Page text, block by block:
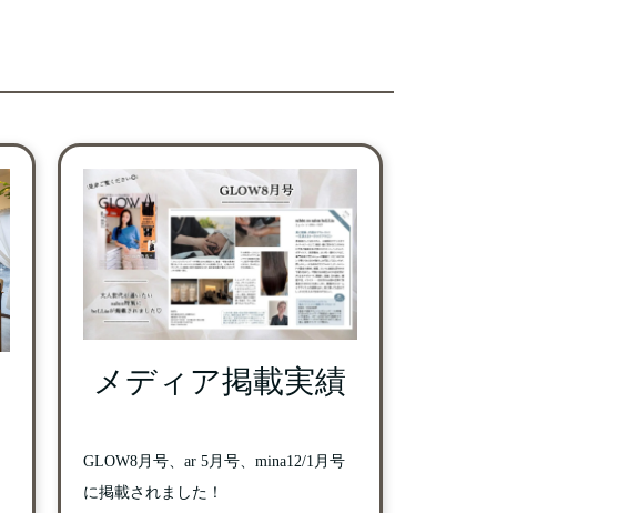
メディア掲載実績
GLOW8月号、ar 5月号、mina12/1月号
に掲載されました！